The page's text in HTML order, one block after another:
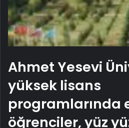
Ahmet Yesevi
yüksek lisans
programlarında
öğrenciler, yüz